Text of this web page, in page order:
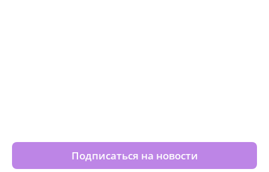
Подписаться на новости